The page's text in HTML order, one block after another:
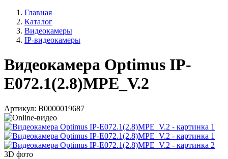
Главная
Каталог
Видеокамеры
IP-видеокамеры
Видеокамера Optimus IP-
E072.1(2.8)MPE_V.2
Артикул: В0000019687
3D фото